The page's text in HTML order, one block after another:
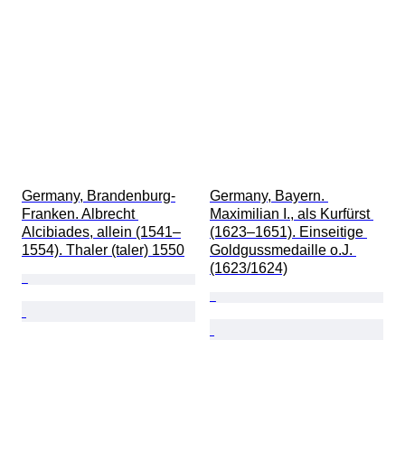
Germany, Brandenburg-
Franken. Albrecht
Alcibiades, allein (1541–
1554). Thaler (taler) 1550
Germany, Bayern.
Maximilian I., als Kurfürst
(1623–1651). Einseitige
Goldgussmedaille o.J.
(1623/1624)